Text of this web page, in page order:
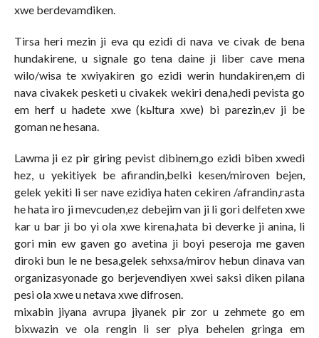
xwe berdevamdiken.
Tirsa heri mezin ji eva qu ezidi di nava ve civak de bena
hundakirene, u signale go tena daine ji liber cave mena
wilo/wisa te xwiyakiren go ezidi werin hundakiren,em di
nava civakek pesketi u civakek wekiri dena,hedi pevista go
em herf u hadete xwe (kьltura xwe) bi parezin,ev ji be
goman ne hesana.
Lawma ji ez pir giring pevist dibinem,go ezidi biben xwedi
hez, u yekitiyek be afirandin,belki kesen/miroven bejen,
gelek yekiti li ser nave ezidiya haten cekiren /afrandin,rasta
he hata iro ji mevcuden,ez debejim van ji li gori delfeten xwe
kar u bar ji bo yi ola xwe kirena,hata bi deverke ji anina, li
gori min ew gaven go avetina ji boyi peseroja me gaven
diroki bun le ne besa,gelek sehxsa/mirov hebun dinava van
organizasyonade go berjevendiyen xwei saksi diken pilana
pesi ola xwe u netava xwe difrosen.
mixabin jiyana avrupa jiyanek pir zor u zehmete go em
bixwazin ve ola rengin li ser piya behelen gringa em